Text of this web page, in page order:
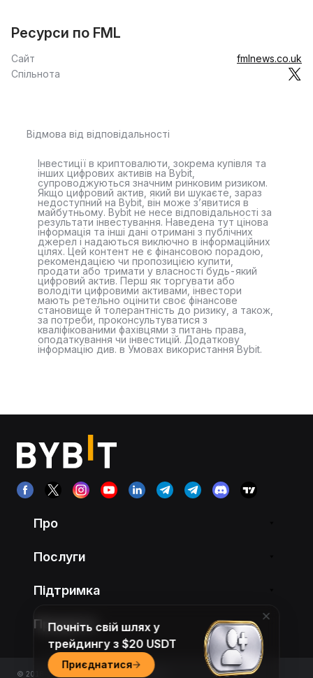
Ресурси по FML
Сайт
fmlnews.co.uk
Спільнота
Відмова від відповідальності
Інвестиції в криптовалюти, зокрема купівля та
інших цифрових активів на Bybit,
супроводжуються значним ринковим ризиком.
Якщо цифровий актив, який ви шукаєте, зараз
недоступний на Bybit, він може з’явитися в
майбутньому. Bybit не несе відповідальності за
результати інвестування. Наведена тут цінова
інформація та інші дані отримані з публічних
джерел і надаються виключно в інформаційних
цілях. Цей контент не є фінансовою порадою,
рекомендацією чи пропозицією купити,
продати або тримати у власності будь-який
цифровий актив. Перш як торгувати або
володіти цифровими активами, інвестори
мають ретельно оцінити своє фінансове
становище й толерантність до ризику, а також,
за потреби, проконсультуватися з
кваліфікованими фахівцями з питань права,
оподаткування чи інвестицій. Додаткову
інформацію див. в Умовах використання Bybit.
Про
Послуги
Підтримка
Продукти
© 2018-2026 Bybit.com. All rights reserved.
Почніть свій шлях у
трейдингу з $20 USDT
Приєднатися